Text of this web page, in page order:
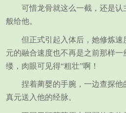
可惜龙骨就这么一截，还是
般给他。
但正式引起入体后，她修炼
元的融合速度也不再是之前那样
缕，肉眼可见得“粗壮”啊！
捏着蔺婴的手腕，一边查探
真元送入他的经脉。